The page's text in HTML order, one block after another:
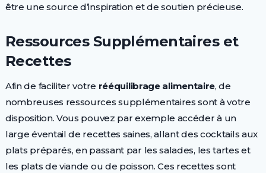
être une source d’inspiration et de soutien précieuse.
Ressources Supplémentaires et
Recettes
Afin de faciliter votre rééquilibrage alimentaire, de
nombreuses ressources supplémentaires sont à votre
disposition. Vous pouvez par exemple accéder à un
large éventail de recettes saines, allant des cocktails aux
plats préparés, en passant par les salades, les tartes et
les plats de viande ou de poisson. Ces recettes sont